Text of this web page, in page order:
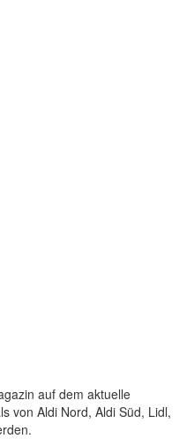
auf dem aktuelle
von Aldi Nord, Aldi Süd, Lidl,